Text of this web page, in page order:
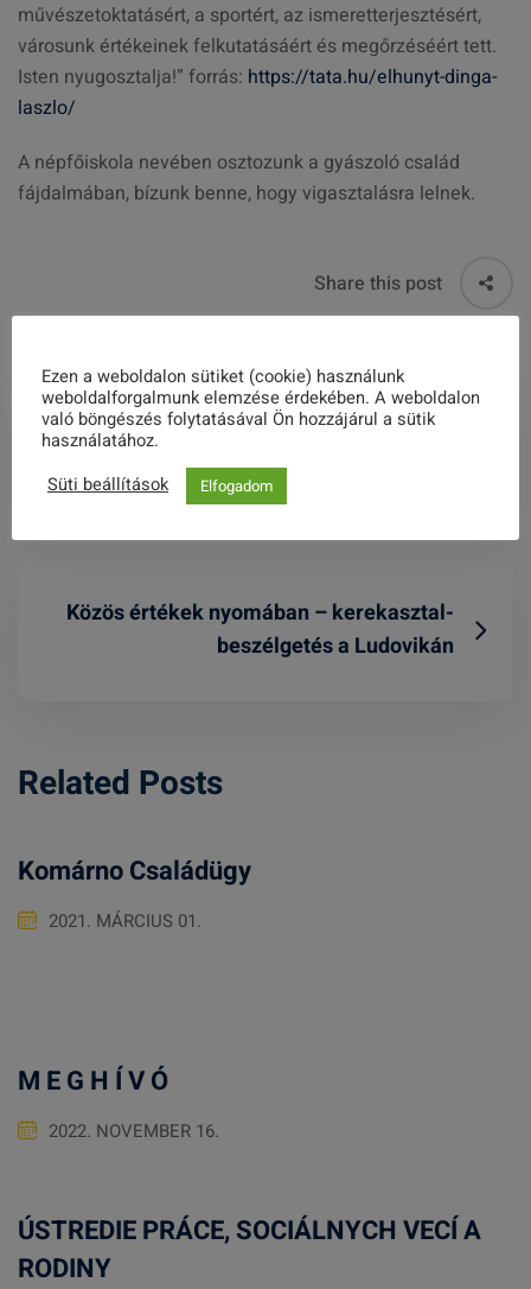
művészetoktatásért, a sportért, az ismeretterjesztésért,
városunk értékeinek felkutatásáért és megőrzéséért tett.
Isten nyugosztalja!” forrás: https://tata.hu/elhunyt-dinga-
laszlo/
A népfőiskola nevében osztozunk a gyászoló család
fájdalmában, bízunk benne, hogy vigasztalásra lelnek.
Share this post
Benda Kálmán életműve előtt
tisztelegtünk
Közös értékek nyomában – kerekasztal-
beszélgetés a Ludovikán
Related Posts
Komárno Családügy
2021. MÁRCIUS 01.
M E G H Í V Ó
2022. NOVEMBER 16.
ÚSTREDIE PRÁCE, SOCIÁLNYCH VECÍ A
RODINY
Ezen a weboldalon sütiket (cookie) használunk
weboldalforgalmunk elemzése érdekében. A weboldalon
való böngészés folytatásával Ön hozzájárul a sütik
használatához.
Süti beállítások
Elfogadom